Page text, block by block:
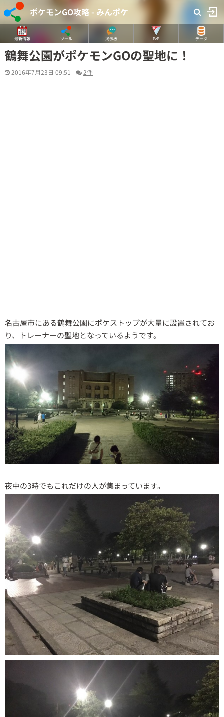
ポケモンGO攻略 - みんポケ
最新情報 ツール 掲示板 PvP データ
鶴舞公園がポケモンGOの聖地に！
2016年7月23日 09:51 2件
名古屋市にある鶴舞公園にポケストップが大量に設置されてお
り、トレーナーの聖地となっているようです。
夜中の3時でもこれだけの人が集まっています。